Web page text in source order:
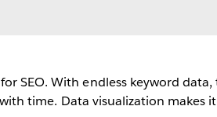
SEO. With endless keyword
time. Data visualization makes